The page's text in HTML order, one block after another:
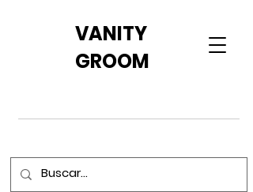
VANITY
GROOM